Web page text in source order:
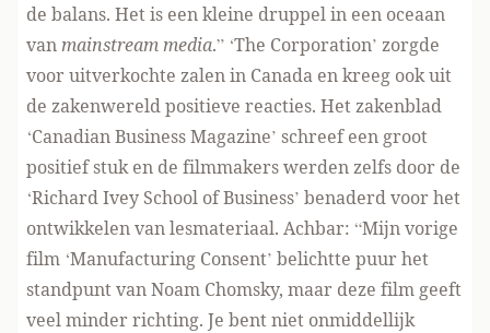
de balans. Het is een kleine druppel in een oceaan
vanmainstream media.” ‘The Corporation’ zorgde
voor uitverkochte zalen in Canada en kreeg ook uit
de zakenwereld positieve reacties. Het zakenblad
‘Canadian Business Magazine’ schreef een groot
positief stuk en de filmmakers werden zelfs door de
‘Richard Ivey School of Business’ benaderd voor het
ontwikkelen van lesmateriaal. Achbar: “Mijn vorige
film ‘Manufacturing Consent’ belichtte puur het
standpunt van Noam Chomsky, maar deze film geeft
veel minder richting. Je bent niet onmiddellijk